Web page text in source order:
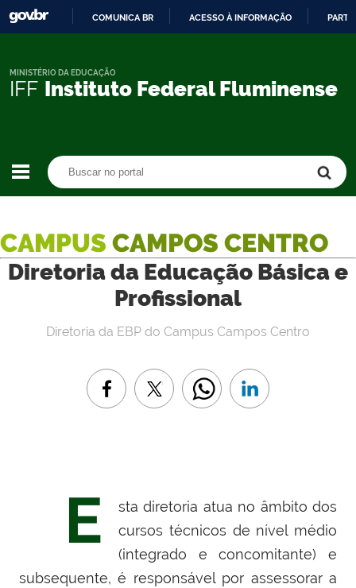
CONTEÚDO
COMUNICA BR ACESSO À INFORMAÇÃO
IFF Instituto Federal Fluminense
MINISTÉRIO DA EDUCAÇÃO
CAMPUS CAMPOS CENTRO
Diretoria da Educação Básica e
Profissional
Diretoria da EBP do Campus Campos Centro
E
sta diretoria atua no âmbito dos
cursos técnicos de nível médio
(integrado e concomitante) e
subsequente, é responsável por assessorar a